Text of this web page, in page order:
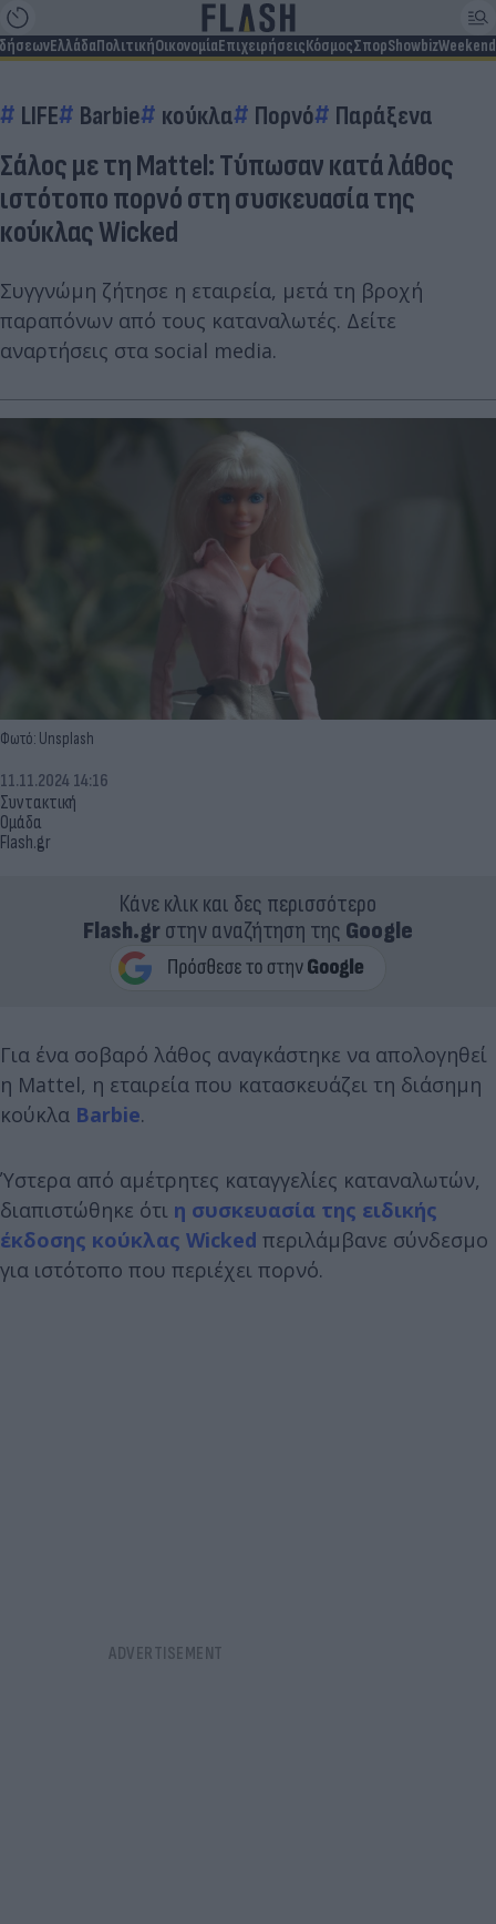
ΕλλάδαΠολιτικήΟικονομίαΕπιχειρήσειςΚόσμοςΣπορShowbizWeekend
LIFE Barbie κούκλα Πορνό Παράξενα
Σάλος με τη Mattel: Τύπωσαν κατά λάθος
ιστότοπο πορνό στη συσκευασία της
κούκλας Wicked
Συγγνώμη ζήτησε η εταιρεία, μετά τη βροχή
παραπόνων από τους καταναλωτές. Δείτε
αναρτήσεις στα social media.
Φωτό: Unsplash
Συντακτική
Ομάδα
Flash.gr
11.11.2024 14:16
Κάνε κλικ και δες περισσότερο
Flash.grστην αναζήτηση της Google
Για ένα σοβαρό λάθος αναγκάστηκε να απολογηθεί
η Mattel, η εταιρεία που κατασκευάζει τη διάσημη
κούκλα Barbie.
Ύστερα από αμέτρητες καταγγελίες καταναλωτών,
διαπιστώθηκε ότι η συσκευασία της ειδικής
έκδοσης κούκλας Wicked περιλάμβανε σύνδεσμο
για ιστότοπο που περιέχει πορνό.